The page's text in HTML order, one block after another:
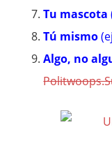
Tu mascota
Tú mismo
Algo, no